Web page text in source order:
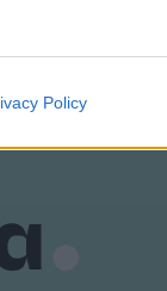
advertising
like cookies on
of the website
Policy